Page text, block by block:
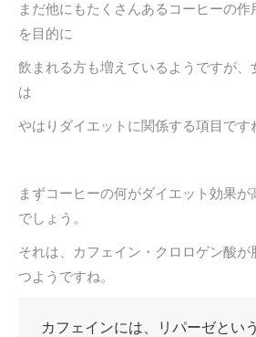
まだ他にもたくさんあるコーヒーの
を目的に
飲まれる方も増えているようですが
は
やはりダイエットに関係する項目です
まずコーヒーの何がダイエット効果
でしょう。
それは、カフェイン・クロロゲン酸が
つようですね。
カフェインには、リパーゼとい